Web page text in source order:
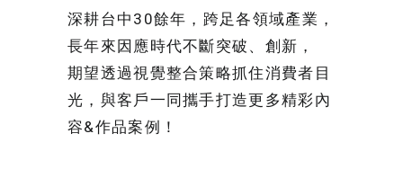
深耕台中30餘年，跨足各領域產業，
長年來因應時代不斷突破、創新，
期望透過視覺整合策略抓住消費者目
光，與客戶一同攜手打造更多精彩內
容&作品案例！